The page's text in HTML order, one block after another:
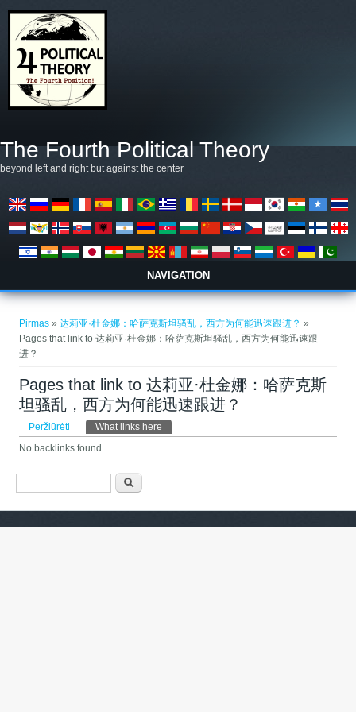
The Fourth Political Theory
beyond left and right but against the center
NAVIGATION
Pirmas »达莉亚·杜金娜：哈萨克斯坦骚乱，西方为何能迅速跟进？ »
Pages that link to 达莉亚·杜金娜：哈萨克斯坦骚乱，西方为何能迅速跟
进？
Pages that link to 达莉亚·杜金娜：哈萨克斯
坦骚乱，西方为何能迅速跟进？
Pirminės kortelės
Peržiūrėti What links here
No backlinks found.
Paieškos forma